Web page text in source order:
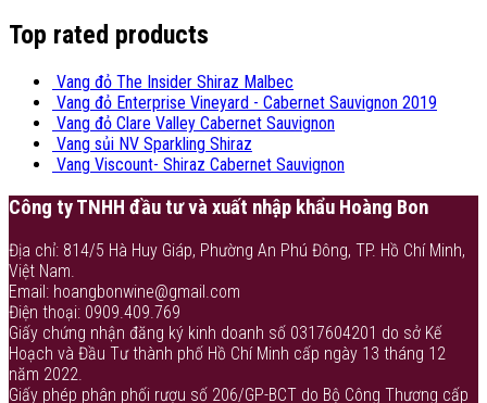
Top rated products
Vang đỏ The Insider Shiraz Malbec
Vang đỏ Enterprise Vineyard - Cabernet Sauvignon 2019
Vang đỏ Clare Valley Cabernet Sauvignon
Vang sủi NV Sparkling Shiraz
Vang Viscount- Shiraz Cabernet Sauvignon
Công ty TNHH đầu tư và xuất nhập khẩu Hoàng Bon
Địa chỉ: 814/5 Hà Huy Giáp, Phường An Phú Đông, TP. Hồ Chí Minh,
Việt Nam.
Email: hoangbonwine@gmail.com
Điện thoại: 0909.409.769
Giấy chứng nhận đăng ký kinh doanh số 0317604201 do sở Kế
Hoạch và Đầu Tư thành phố Hồ Chí Minh cấp ngày 13 tháng 12
năm 2022.
Giấy phép phân phối rượu số 206/GP-BCT do Bộ Công Thương cấp